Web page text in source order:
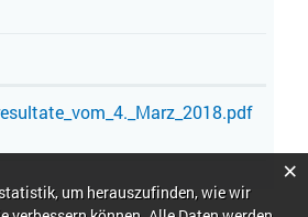
um herauszufinden, wie wir
×